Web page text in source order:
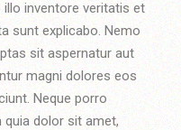
illo inventore veritatis et
sunt explicabo. Nemo
sit aspernatur aut
magni dolores eos
Neque porro
quia dolor sit amet,